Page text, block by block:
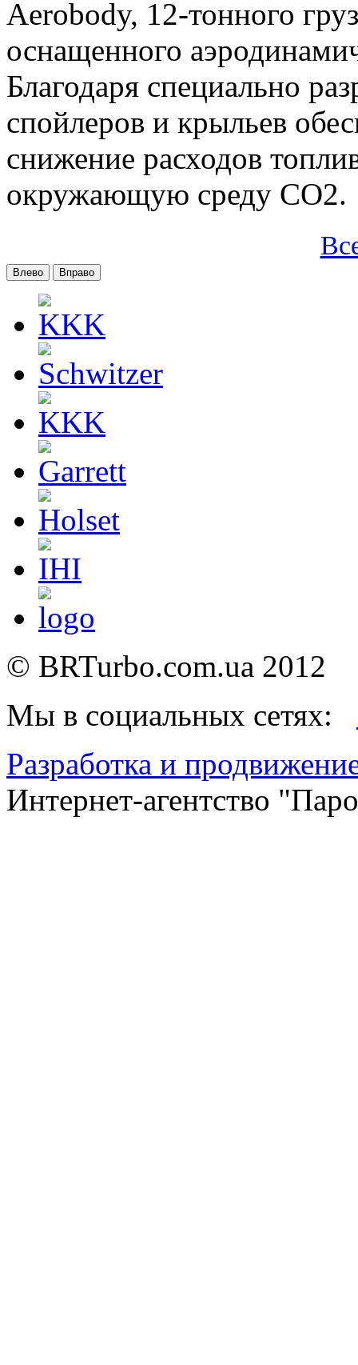
Aerobody, 12-тонного
оснащенного
Благодаря специально
спойлеров и крыльев
снижение расходов
окружающую среду CO2.
Влево Вправо
© BRTurbo.com.ua 2012
Мы в социальных сетях:
Разработка и
Интернет-агентство